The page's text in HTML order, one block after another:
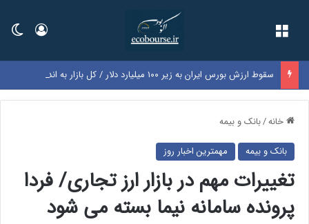
ورود
خانه/بانک و بیمه
بانک و بیمه مهمترین اخبار روز
تغییرات مهم در بازار ارز تجاری/ فردا
پرونده سامانه نیما بسته می شود